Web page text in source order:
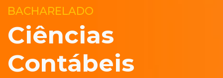
BACHARELADO
Ciências
Contábeis